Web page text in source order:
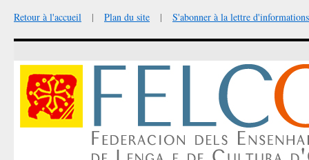
Retour à l'accueil | Plan du site | S'abonner à la lettre d'informations